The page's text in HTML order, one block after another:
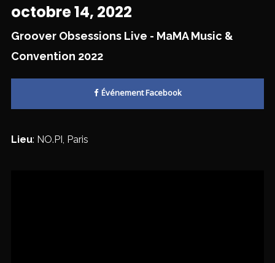
octobre 14, 2022
Groover Obsessions Live - MaMA Music &
Convention 2022
Événement Facebook
Lieu: NO.PI, Paris